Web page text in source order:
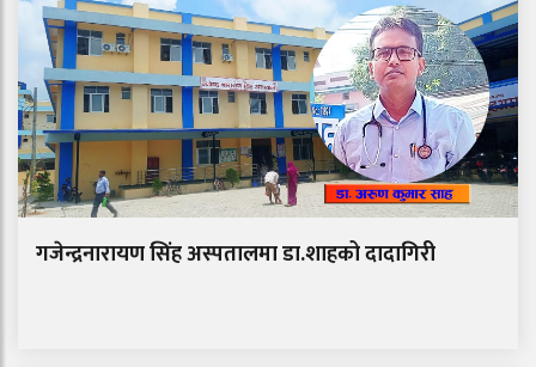
गजेन्द्रनारायण सिंह अस्पतालमा डा.शाहको दादागिरी